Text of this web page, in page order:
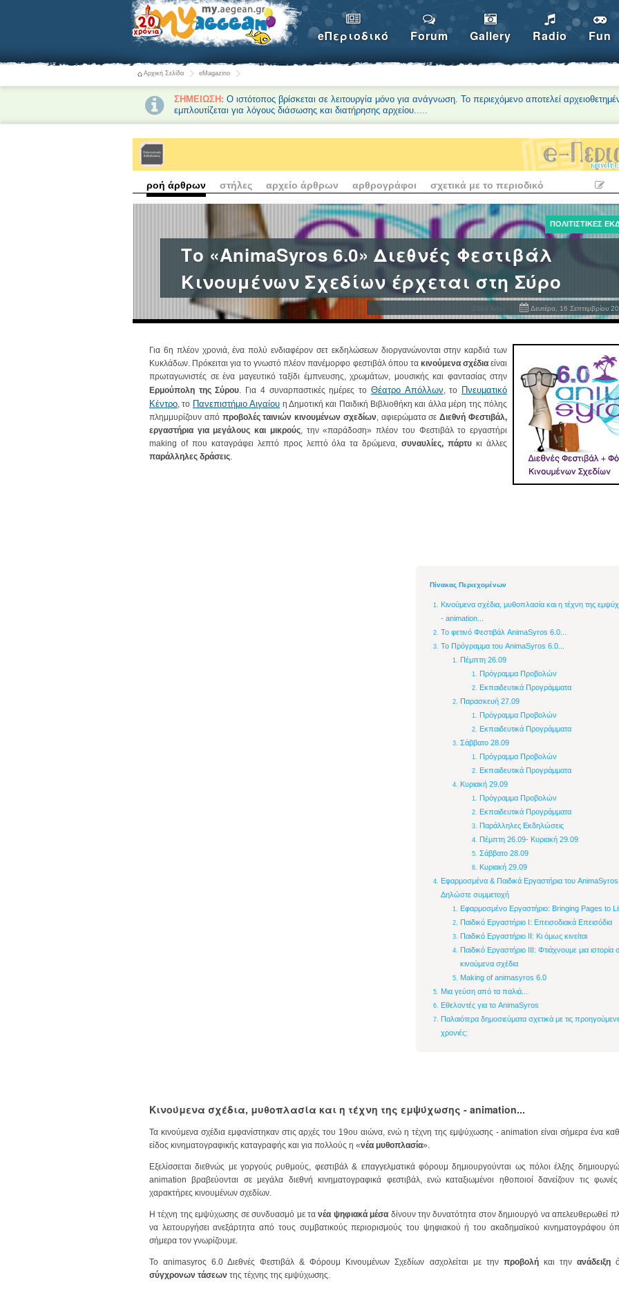
eΠεριοδικό Forum Gallery Radio Fun
Αρχική Σελίδα eMagazino
ΣΗΜΕΙΩΣΗ: Ο ιστότοπος βρίσκεται σε λειτουργία μόνο για ανάγνωση. Το περιεχόμενο αποτελεί
εμπλουτίζεται για λόγους διάσωσης και διατήρησης αρχείου.....
ροή άρθρων στήλες αρχείο άρθρων αρθρογράφοι σχετικά με το περιοδικό
ΠΟΛΙΤΙΣΤΙΚΈΣ
Το «AnimaSyros 6.0» Διεθνές Φεστιβάλ
Κινουμένων Σχεδίων έρχεται στη Σύρο
λέξεις Δευτέρα, 16 Σεπτεμβρίου
Για 6η πλέον χρονιά, ένα πολύ ενδιαφέρον σετ εκδηλώσεων διοργανώνονται στην καρδιά των
Κυκλάδων. Πρόκειται για το γνωστό πλέον πανέμορφο φεστιβάλ όπου τα κινούμενα σχέδιαείναι
πρωταγωνιστές σε ένα μαγευτικό ταξίδι έμπνευσης, χρωμάτων, μουσικής και φαντασίας στην
Ερμούπολη της Σύρου. Για 4 συναρπαστικές ημέρες το Θέατρο Απόλλων, το Πνευματικό
Κέντρο, το Πανεπιστήμιο Αιγαίου η Δημοτική και Παιδική Βιβλιοθήκη και άλλα μέρη της πόλης
πλημμυρίζουν από προβολές ταινιών κινουμένων σχεδίων, αφιερώματα σεΔιεθνή Φεστιβάλ,
εργαστήρια για μεγάλους και μικρούς, την «παράδοση» πλέον του Φεστιβάλ το εργαστήρι
making of που καταγράφει λεπτό προς λεπτό όλα τα δρώμενα,συναυλίες, πάρτυ κι άλλες
παράλληλες δράσεις.
Πίνακας Περιεχομένων
Κινούμενα σχέδια, μυθοπλασία και η τέχνη της
- animation...
Το φετινό Φεστιβάλ AnimaSyros 6.0...
Το Πρόγραμμα του AnimaSyros 6.0...
Πέμπτη 26.09
Πρόγραμμα Προβολών
Εκπαιδευτικά Προγράμματα
Παρασκευή 27.09
Πρόγραμμα Προβολών
Εκπαιδευτικά Προγράμματα
Σάββατο 28.09
Πρόγραμμα Προβολών
Εκπαιδευτικά Προγράμματα
Κυριακή 29.09
Πρόγραμμα Προβολών
Εκπαιδευτικά Προγράμματα
Παράλληλες Εκδηλώσεις
Πέμπτη 26.09- Κυριακή 29.09
Σάββατο 28.09
Κυριακή 29.09
Εφαρμοσμένα & Παιδικά Εργαστήρια του
Δηλώστε συμμετοχή
Εφαρμοσμένο Εργαστήριο: Bringing Pages to
Παιδικό Εργαστήριο Ι: Επεισοδιακά Επεισόδια
Παιδικό Εργαστήριο ΙΙ: Κι όμως κινείται
Παιδικό Εργαστήριο ΙIΙ: Φτιάχνουμε μια ιστορία
κινούμενα σχέδια
Making of animasyros 6.0
Μια γεύση από τα παλιά...
Εθελοντές για το AnimaSyros
Παλαιότερα δημοσιεύματα σχετικά με τις
χρονιές:
Κινούμενα σχέδια, μυθοπλασία και η τέχνη της εμψύχωσης - animation...
Τα κινούμενα σχέδια εμφανίστηκαν στις αρχές του 19ου αιώνα, ενώ η τέχνη της εμψύχωσης - animation είναι σήμερα ένα
είδος κινηματογραφικής καταγραφής και για πολλούς η «νέα μυθοπλασία».
Εξελίσσεται διεθνώς με γοργούς ρυθμούς, φεστιβάλ & επαγγελματικά φόρουμ δημιουργούνται ως πόλοι έλξης
animation βραβεύονται σε μεγάλα διεθνή κινηματογραφικά φεστιβάλ, ενώ καταξιωμένοι ηθοποιοί δανείζουν τις
χαρακτήρες κινουμένων σχεδίων.
Η τέχνη της εμψύχωσης σε συνδυασμό με τανέα ψηφιακά μέσα δίνουν την δυνατότητα στον δημιουργό να απελευθερωθεί
να λειτουργήσει ανεξάρτητα από τους συμβατικούς περιορισμούς του ψηφιακού ή του ακαδημαϊκού κινηματογράφου
σήμερα τον γνωρίζουμε.
Το αnimasyroς 6.0 Διεθνές Φεστιβάλ & Φόρουμ Κινουμένων Σχεδίων ασχολείται με την προβολήκαι την ανάδειξη
σύγχρονων τάσεων της τέχνης της εμψύχωσης.